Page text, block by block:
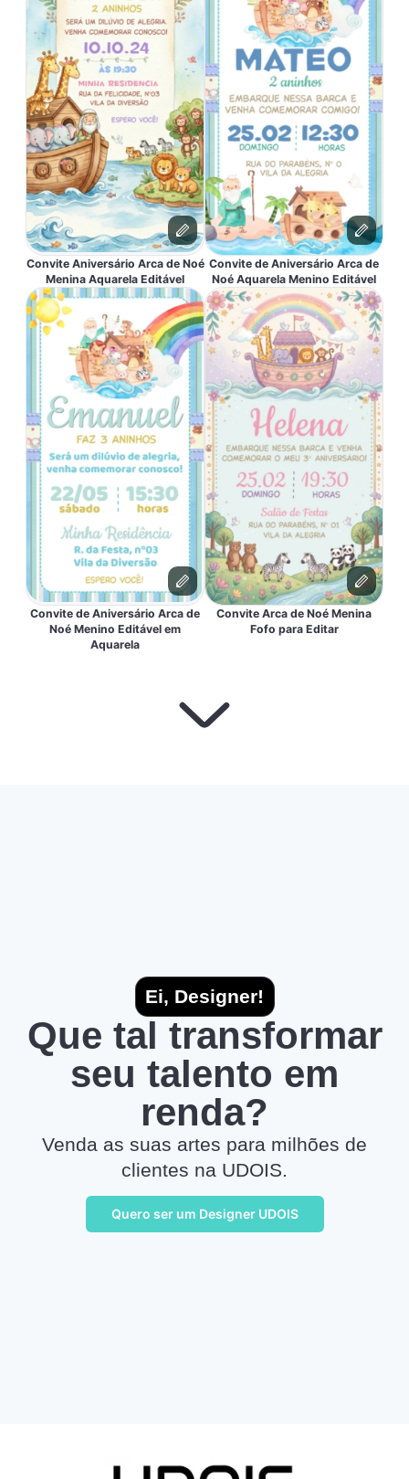
Convite Aniversário Arca de Noé
Menina Aquarela Editável
Convite de Aniversário Arca de
Noé Menino Editável em
Aquarela
Convite de Aniversário Arca de
Noé Aquarela Menino Editável
Convite Arca de Noé Menina
Fofo para Editar
Ei, Designer!
Que tal transformar
seu talento em
renda?
Venda as suas artes para milhões de
clientes na UDOIS.
Quero ser um Designer UDOIS